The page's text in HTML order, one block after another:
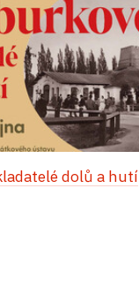
dolů a hutí